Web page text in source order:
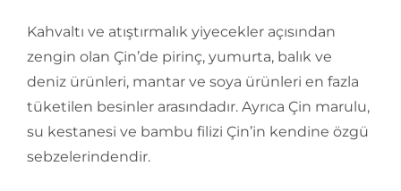
Kahvaltı ve atıştırmalık yiyecekler açısından
zengin olan Çin’de pirinç, yumurta, balık ve
deniz ürünleri, mantar ve soya ürünleri en fazla
tüketilen besinler arasındadır. Ayrıca Çin marulu,
su kestanesi ve bambu filizi Çin’in kendine özgü
sebzelerindendir.